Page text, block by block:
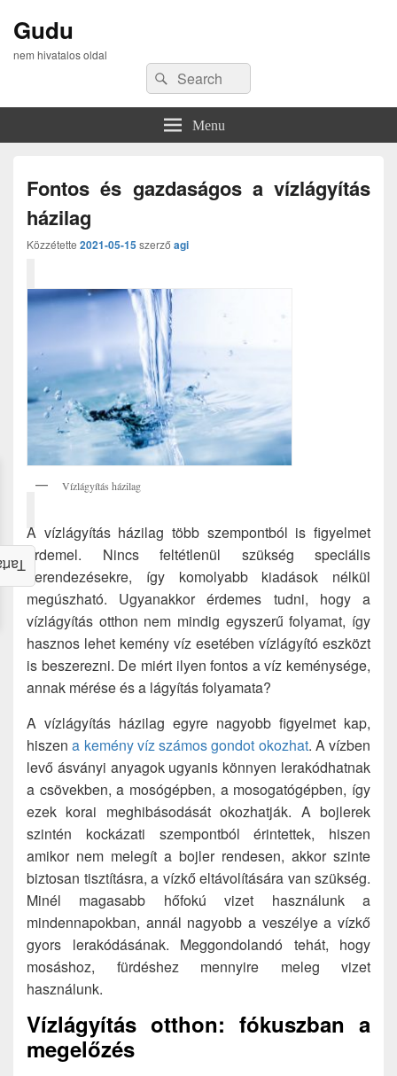
Gudu
nem hivatalos oldal
Search
for:
Search
Menu
Fontos és gazdaságos a vízlágyítás
házilag
Közzétette 2021-05-15szerző agi
Vízlágyítás házilag
A vízlágyítás házilag több szempontból is figyelmet
érdemel. Nincs feltétlenül szükség speciális
berendezésekre, így komolyabb kiadások nélkül
megúszható. Ugyanakkor érdemes tudni, hogy a
vízlágyítás otthon nem mindig egyszerű folyamat, így
hasznos lehet kemény víz esetében vízlágyító eszközt
is beszerezni. De miért ilyen fontos a víz keménysége,
annak mérése és a lágyítás folyamata?
A vízlágyítás házilag egyre nagyobb figyelmet kap,
hiszena kemény víz számos gondot okozhat. A vízben
levő ásványi anyagok ugyanis könnyen lerakódhatnak
a csövekben, a mosógépben, a mosogatógépben, így
ezek korai meghibásodását okozhatják. A bojlerek
szintén kockázati szempontból érintettek, hiszen
amikor nem melegít a bojler rendesen, akkor szinte
biztosan tisztításra, a vízkő eltávolítására van szükség.
Minél magasabb hőfokú vizet használunk a
mindennapokban, annál nagyobb a veszélye a vízkő
gyors lerakódásának. Meggondolandó tehát, hogy
mosáshoz, fürdéshez mennyire meleg vizet
használunk.
Vízlágyítás otthon: fókuszban a
megelőzés